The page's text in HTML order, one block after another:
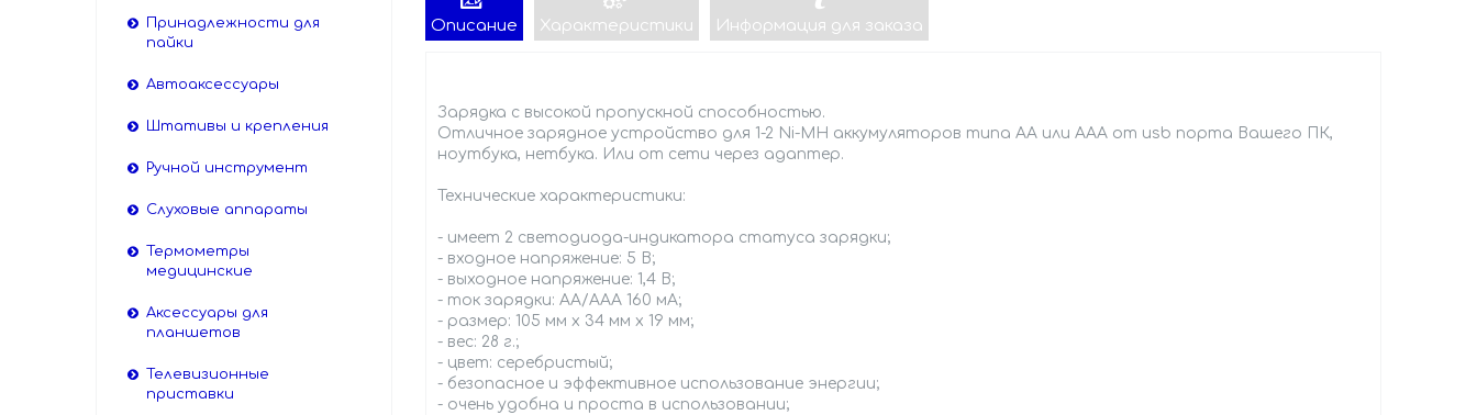
Описание Характеристики Информация для заказа
Зарядка с высокой пропускной способностью.
Отличное зарядное устройство для 1-2 Ni-MH аккумуляторов типа AA или AAA от usb порта Вашего ПК,
ноутбука, нетбука. Или от сети через адаптер.
Технические характеристики:
- имеет 2 светодиода-индикатора статуса зарядки;
- входное напряжение: 5 В;
- выходное напряжение: 1,4 B;
- ток зарядки: AA/AAA 160 мА;
- размер: 105 мм х 34 мм х 19 мм;
- вес: 28 г.;
- цвет: серебристый;
- безопасное и эффективное использование энергии;
- очень удобна и проста в использовании;
Принадлежности для
пайки
Автоаксессуары
Штативы и крепления
Ручной инструмент
Слуховые аппараты
Термометры
медицинские
Аксессуары для
планшетов
Телевизионные
приставки